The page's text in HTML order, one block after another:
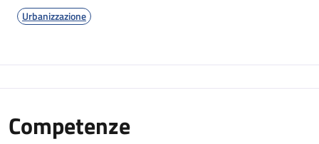
Urbanizzazione
Competenze